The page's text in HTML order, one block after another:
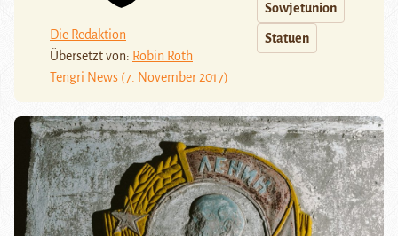
Die Redaktion
Übersetzt von: Robin Roth
Tengri News (7. November 2017)
Sowjetunion
Statuen